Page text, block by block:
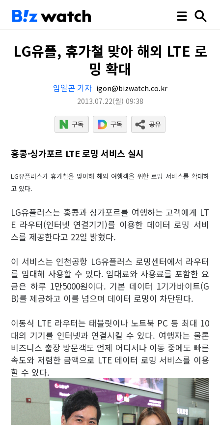
LG유플, 휴가철 맞아 해외 LTE 로
밍 확대
임일곤 기자 igon@bizwatch.co.kr
2013.07.22(월) 09:38
홍콩·싱가포르 LTE 로밍 서비스 실시
LG유플러스가 휴가철을 맞이해 해외 여행객을 위한 로밍 서비스를 확대하
고 있다.
LG유플러스는 홍콩과 싱가포르를 여행하는 고객에게 LT
E 라우터(인터넷 연결기기)를 이용한 데이터 로밍 서비
스를 제공한다고 22일 밝혔다.
이 서비스는 인천공항 LG유플러스 로밍센터에서 라우터
를 임대해 사용할 수 있다. 임대료와 사용료를 포함한 요
금은 하루 1만5000원이다. 기본 데이터 1기가바이트(G
B)를 제공하고 이를 넘으며 데이터 로밍이 차단된다.
이동식 LTE 라우터는 태블릿이나 노트북 PC 등 최대 10
대의 기기를 인터넷과 연결시킬 수 있다. 여행자는 물론
비즈니스 출장 방문객도 언제 어디서나 이동 중에도 빠른
속도와 저렴한 금액으로 LTE 데이터 로밍 서비스를 이용
할 수 있다.